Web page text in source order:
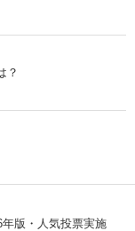
？
版・人気投票実施